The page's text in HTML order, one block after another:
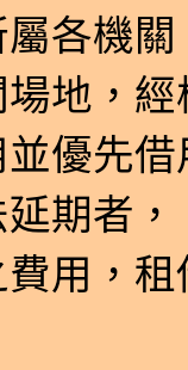
各機
地，經
優先
期者，
用，